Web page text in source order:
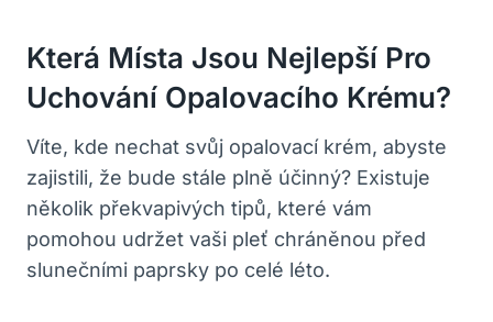
Která Místa Jsou Nejlepší Pro
Uchování Opalovacího Krému?
Víte, kde nechat svůj opalovací krém, abyste
zajistili, že bude stále plně účinný? Existuje
několik překvapivých tipů, které vám
pomohou udržet vaši pleť chráněnou před
slunečními paprsky po celé léto.